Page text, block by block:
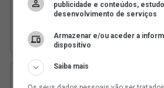
publicidade e conteúdos,
desenvolvimento de serviços
Armazenar e/ou aceder a
dispositivo
Saiba mais